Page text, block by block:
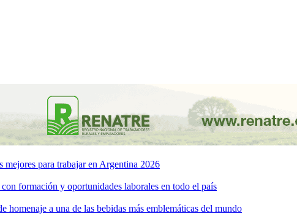
mejores para trabajar en Argentina 2026
formación y oportunidades laborales en todo el país
homenaje a una de las bebidas más emblemáticas del mundo